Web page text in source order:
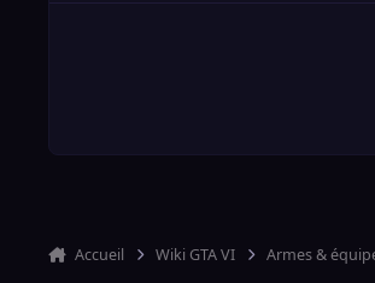
Accueil Wiki GTA VI Armes &